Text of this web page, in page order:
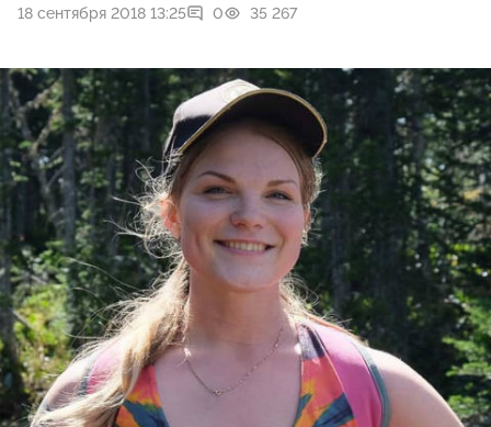
18 сентября 2018 13:25 0 35 267